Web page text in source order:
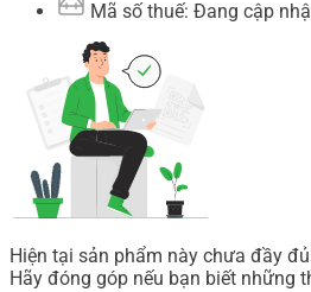
Mã số thuế: Đang cập
Hiện tại sản phẩm này chưa đầy
Hãy đóng góp nếu bạn biết những